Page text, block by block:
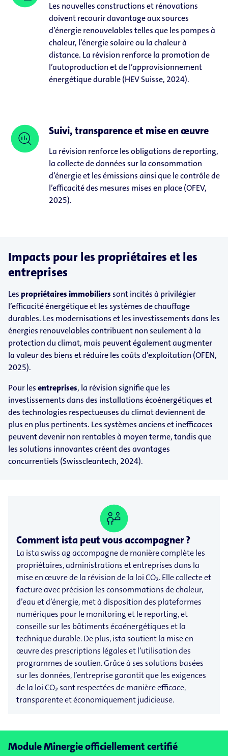
Les nouvelles constructions et rénovations
doivent recourir davantage aux sources
d’énergie renouvelables telles que les pompes à
chaleur, l’énergie solaire ou la chaleur à
distance. La révision renforce la promotion de
l’autoproduction et de l’approvisionnement
énergétique durable (HEV Suisse, 2024).
Suivi, transparence et mise en œuvre
La révision renforce les obligations de reporting,
la collecte de données sur la consommation
d’énergie et les émissions ainsi que le contrôle de
l’efficacité des mesures mises en place (OFEV,
2025).
Impacts pour les propriétaires et les
entreprises
Les propriétaires immobilierssont incités à privilégier
l’efficacité énergétique et les systèmes de chauffage
durables. Les modernisations et les investissements dans les
énergies renouvelables contribuent non seulement à la
protection du climat, mais peuvent également augmenter
la valeur des biens et réduire les coûts d’exploitation (OFEN,
2025).
Pour lesentreprises, la révision signifie que les
investissements dans des installations écoénergétiques et
des technologies respectueuses du climat deviennent de
plus en plus pertinents. Les systèmes anciens et inefficaces
peuvent devenir non rentables à moyen terme, tandis que
les solutions innovantes créent des avantages
concurrentiels (Swisscleantech, 2024).
Comment ista peut vous accompagner ?
La ista swiss ag accompagne de manière complète les
propriétaires, administrations et entreprises dans la
mise en œuvre de la révision de la loi CO₂. Elle collecte et
facture avec précision les consommations de chaleur,
d’eau et d’énergie, met à disposition des plateformes
numériques pour le monitoring et le reporting, et
conseille sur les bâtiments écoénergétiques et la
technique durable. De plus, ista soutient la mise en
œuvre des prescriptions légales et l’utilisation des
programmes de soutien. Grâce à ses solutions basées
sur les données, l’entreprise garantit que les exigences
de la loi CO₂ sont respectées de manière efficace,
transparente et économiquement judicieuse.
Module Minergie officiellement certifié